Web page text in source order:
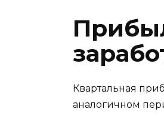
Квартальная
аналогичном